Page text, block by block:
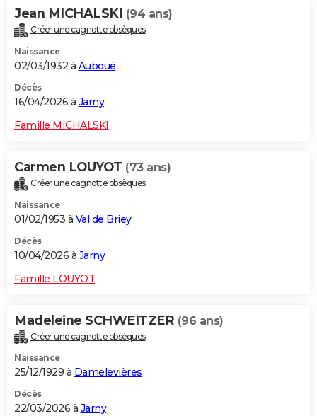
Jean MICHALSKI (94 ans)
Créer une cagnotte obsèques
Naissance
02/03/1932 à Auboué
Décès
16/04/2026 à Jarny
Famille MICHALSKI
Carmen LOUYOT (73 ans)
Créer une cagnotte obsèques
Naissance
01/02/1953 à Val de Briey
Décès
10/04/2026 à Jarny
Famille LOUYOT
Madeleine SCHWEITZER (96 ans)
Créer une cagnotte obsèques
Naissance
25/12/1929 à Damelevières
Décès
22/03/2026 à Jarny